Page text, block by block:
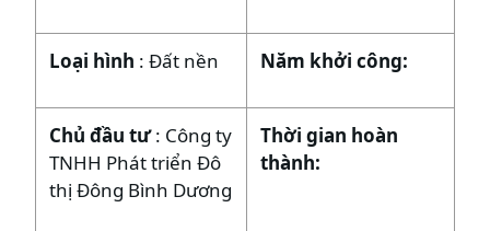
Loại hình : Đất nền Năm khởi công:
Chủ đầu tư: Công ty
TNHH Phát triển Đô
thị Đông Bình Dương
Thời gian hoàn
thành: